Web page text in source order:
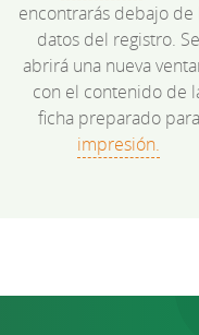
encontrarás debajo de
datos del registro. Se
abrirá una nueva
con el contenido de
ficha preparado para
impresión.